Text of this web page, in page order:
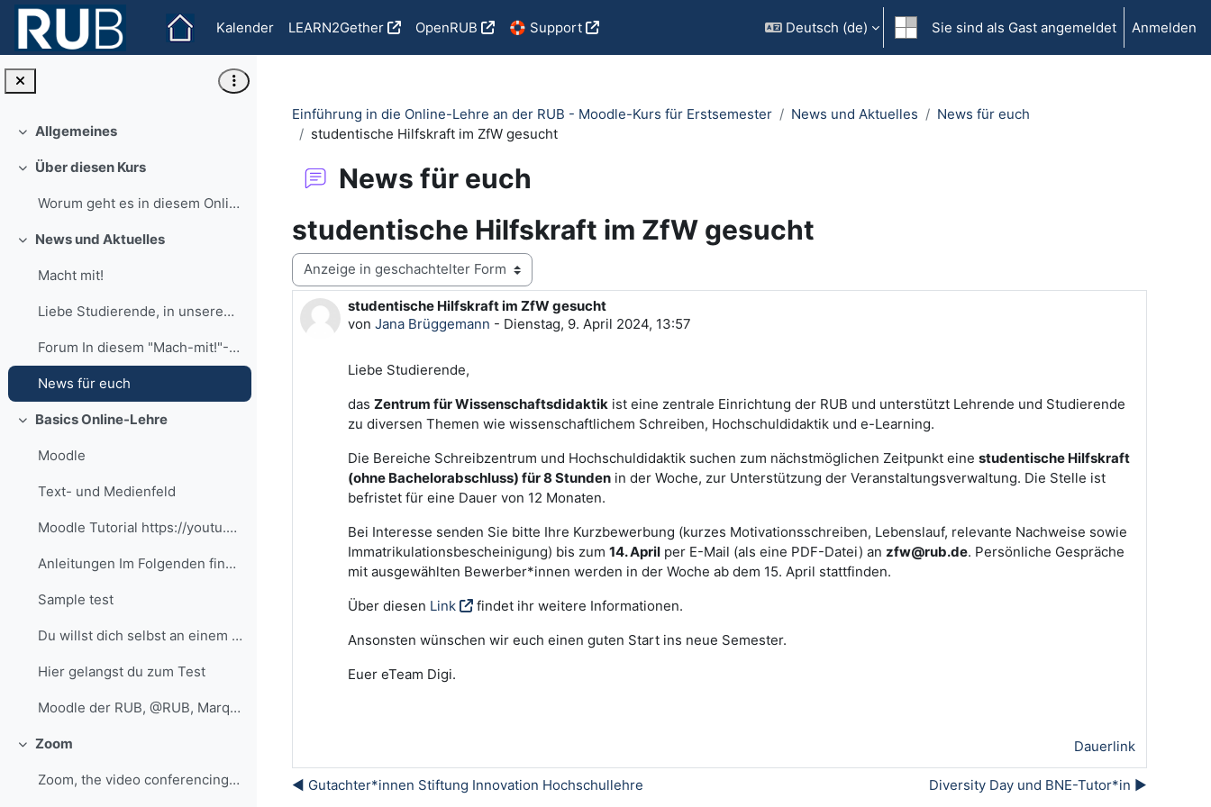
Zum Hauptinhalt
Kalender
LEARN2Gether OpenRUB 🛟 Support Deutsch ‎(de)‎ Sie sind als Gast angemeldet Anmelden
Einklappen
Allgemeines
Einklappen
Über diesen Kurs
Worum geht es in diesem Online-Kurs? Hier dreht si...
Einklappen
News und Aktuelles
Macht mit!
Liebe Studierende, in unserem Forum "News für euch...
Forum In diesem "Mach-mit!"-Forum informieren wir ...
News für euch
Einklappen
Basics Online-Lehre
Moodle
Text- und Medienfeld
Moodle Tutorial https://youtu.be/eRzVKqXxQIU?si=a8...
Anleitungen Im Folgenden findest du ausgewählte An...
Sample test
Du willst dich selbst an einem Test versuchen? Nut...
Hier gelangst du zum Test
Moodle der RUB, @RUB, Marquard
Einklappen
Zoom
Zoom, the video conferencing service at the RUB
Einführung in die Online-Lehre an der RUB - Moodle-Kurs für Erstsemester News und Aktuelles
News für euch
studentische Hilfskraft im ZfW gesucht
News für euch
studentische Hilfskraft im ZfW gesucht
Anzeigemodus
studentische Hilfskraft im ZfW gesucht
von Jana Brüggemann - Dienstag, 9. April 2024, 13:57
Anzahl Antworten: 0
Liebe Studierende,
das Zentrum für Wissenschaftsdidaktik ist eine zentrale Einrichtung der RUB und unterstützt Lehrende und Studierende
zu diversen Themen wie wissenschaftlichem Schreiben, Hochschuldidaktik und e-Learning.
Die Bereiche Schreibzentrum und Hochschuldidaktik suchen zum nächstmöglichen Zeitpunkt eine studentische Hilfskraft
(ohne Bachelorabschluss) für 8 Stunden in der Woche, zur Unterstützung der Veranstaltungsverwaltung. Die Stelle ist
befristet für eine Dauer von 12 Monaten.
Bei Interesse senden Sie bitte Ihre Kurzbewerbung (kurzes Motivationsschreiben, Lebenslauf, relevante Nachweise sowie
Immatrikulationsbescheinigung) bis zum 14. April per E-Mail (als eine PDF-Datei) an zfw@rub.de. Persönliche Gespräche
mit ausgewählten Bewerber*innen werden in der Woche ab dem 15. April stattfinden.
Über diesen Link
findet ihr weitere Informationen.
Ansonsten wünschen wir euch einen guten Start ins neue Semester.
Euer eTeam Digi.
Dauerlink
◀︎ Gutachter*innen Stiftung Innovation Hochschullehre Diversity Day und BNE-Tutor*in ▶︎